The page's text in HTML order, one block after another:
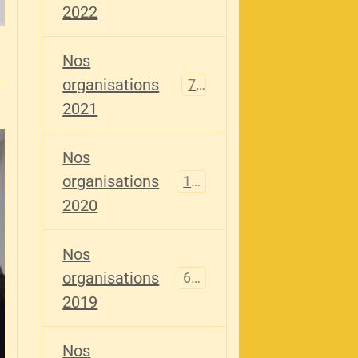
2022
Nos
organisations
2021
79
Nos
organisations
2020
121
Nos
organisations
2019
696
Nos